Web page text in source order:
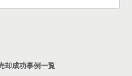
物件の案件一覧
却成功事例一覧